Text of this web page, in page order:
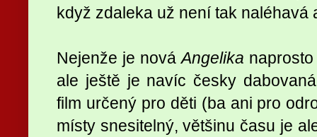
když zdaleka už není tak naléhavá
Nejenže je nováAngelika
ale ještě je navíc česky
film určený pro děti (ba ani pro
místy snesitelný, většinu času je